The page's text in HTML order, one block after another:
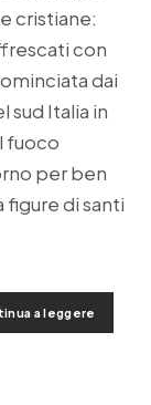
cristiane:
con
dai
sud Italia in
fuoco
per ben
figure di santi
a leggere
e